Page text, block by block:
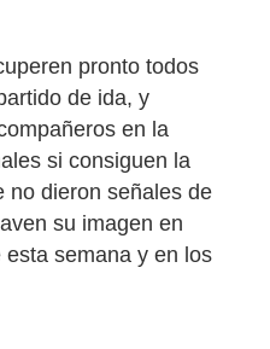
pronto todos
de ida, y
en la
si consiguen la
no dieron señales de
su imagen en
esta semana y en los